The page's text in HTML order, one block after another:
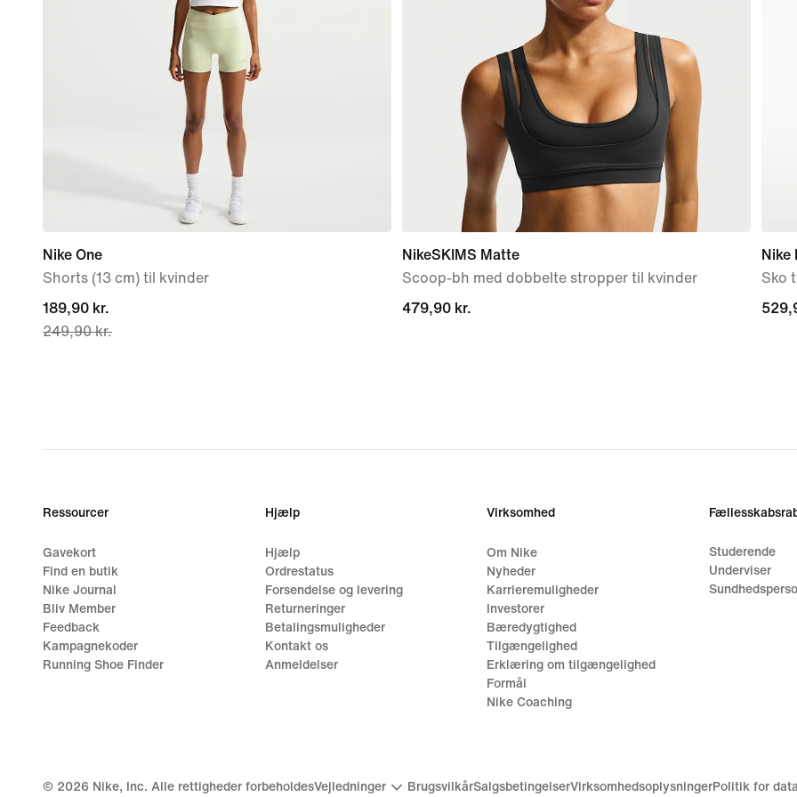
Nike One
Shorts (13 cm) til kvinder
current
price
189,90 kr.
249,90 kr.
NikeSKIMS Matte
Scoop-bh med dobbelte stropper til kvinder
479,90 kr.
479,90 kr.
Nike
Sko
Ressourcer
Gavekort
Find en butik
Nike Journal
Bliv Member
Feedback
Kampagnekoder
Running Shoe Finder
Hjælp
Hjælp
Ordrestatus
Forsendelse og levering
Returneringer
Betalingsmuligheder
Kontakt os
Anmeldelser
Virksomhed
Om Nike
Nyheder
Karrieremuligheder
Investorer
Bæredygtighed
Tilgængelighed
Erklæring om tilgængelighed
Formål
Nike Coaching
Studerende
Underviser
© 2026 Nike, Inc. Alle rettigheder forbeholdesVejledninger BrugsvilkårSalgsbetingelserVirksomhedsoplysningerPolitik for